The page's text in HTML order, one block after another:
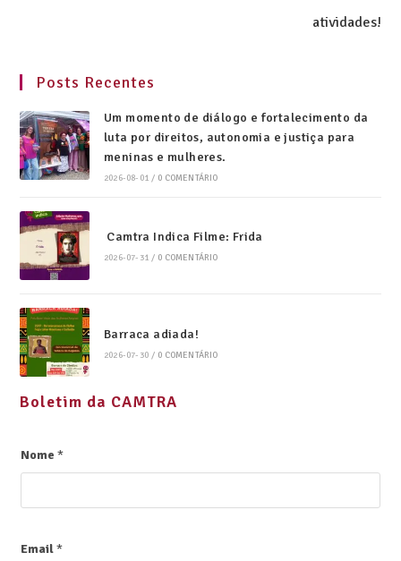
atividades!
Posts Recentes
Um momento de diálogo e fortalecimento da
luta por direitos, autonomia e justiça para
meninas e mulheres.
2026-08-01 / 0 COMENTÁRIO
Camtra Indica Filme: Frida
2026-07-31 / 0 COMENTÁRIO
Barraca adiada!
2026-07-30 / 0 COMENTÁRIO
Boletim da CAMTRA
Nome*
Email*